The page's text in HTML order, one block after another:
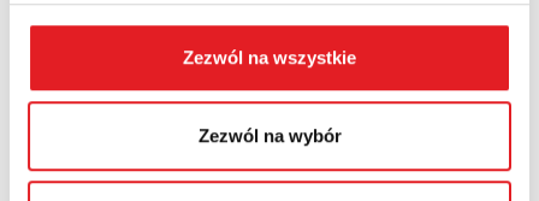
Zezwól na wszystkie
Zezwól na wybór
I consent to the processing of my personal data by
Relpol S.A. More information on the processing of
I have read thePrivacy Policy*